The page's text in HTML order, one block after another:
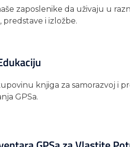
zaposlenike da uživaju u
i izložbe.
knjiga za samorazvoj i
GPSa.